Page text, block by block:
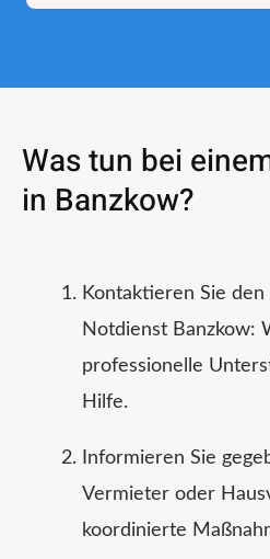
Was tun bei
in Banzkow?
Kontaktieren Sie den
Notdienst Banzkow:
professionelle
Hilfe.
Informieren Sie
Vermieter oder
koordinierte